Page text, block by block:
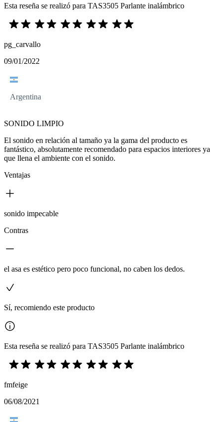
Esta reseña se realizó para TAS3505 Parlante inalámbrico
pg_carvallo
09/01/2022
Argentina
SONIDO LIMPIO
El sonido en relación al tamaño ya la gama del producto es
fantástico, absolutamente recomendado para espacios interiores ya
que llena el ambiente con el sonido.
Ventajas
sonido impecable
Contras
el asa es estético pero poco funcional, no caben los dedos.
Sí, recomiendo este producto
Esta reseña se realizó para TAS3505 Parlante inalámbrico
fmfeige
06/08/2021